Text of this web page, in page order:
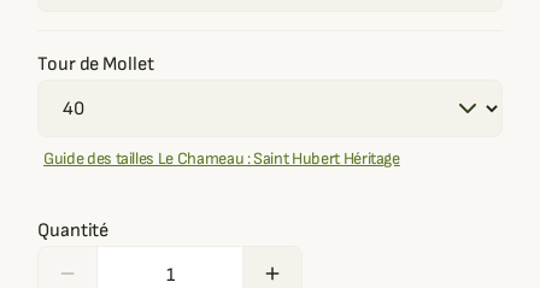
Tour de Mollet
Guide des tailles Le Chameau : Saint Hubert Héritage
Quantité
remove add